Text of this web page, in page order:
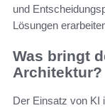
und
Lösungen
Was bringt
Architektur?
Der Einsatz von KI